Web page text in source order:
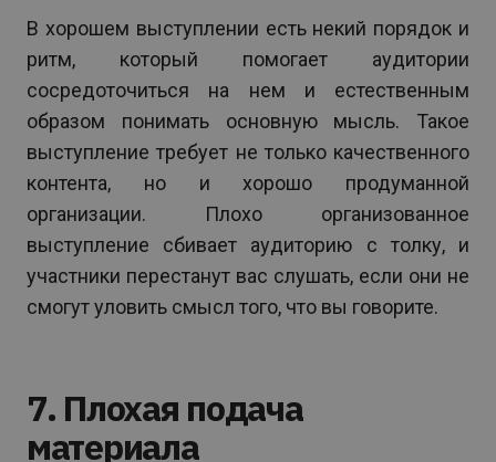
В хорошем выступлении есть некий порядок и
ритм, который помогает аудитории
сосредоточиться на нем и естественным
образом понимать основную мысль. Такое
выступление требует не только качественного
контента, но и хорошо продуманной
организации. Плохо организованное
выступление сбивает аудиторию с толку, и
участники перестанут вас слушать, если они не
смогут уловить смысл того, что вы говорите.
7. Плохая подача
материала